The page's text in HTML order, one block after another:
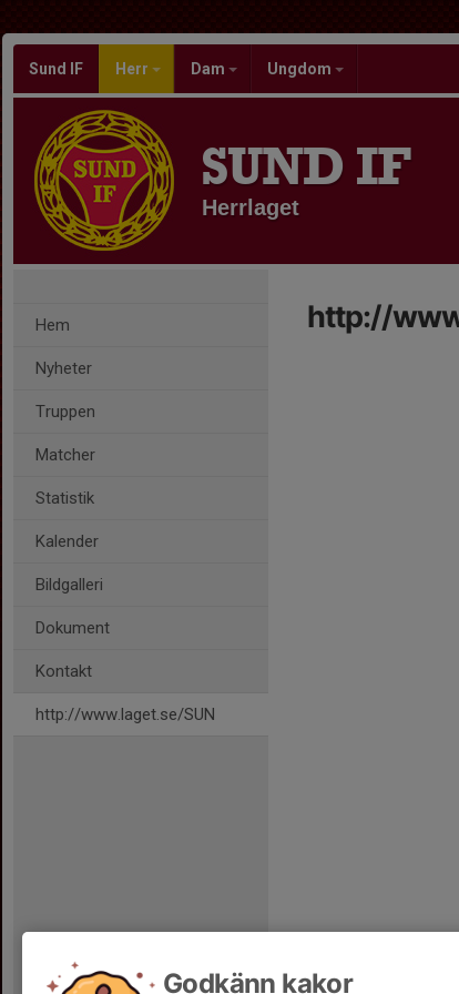
Sund IF Herr Dam Ungdom
SUND IF
Herrlaget
Hem
Nyheter
Truppen
Matcher
Statistik
Kalender
Bildgalleri
Dokument
Kontakt
http://www.laget.se/SUN
http://
Godkänn kakor